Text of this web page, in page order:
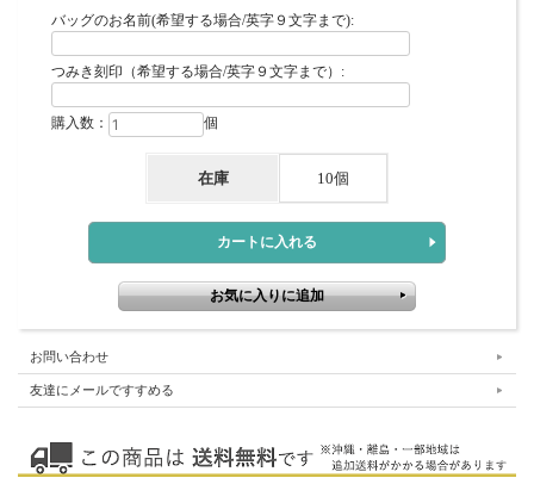
バッグのお名前(希望する場合/英字９文字まで):
つみき刻印（希望する場合/英字９文字まで）:
購入数： 個
在庫 10個
お問い合わせ
友達にメールですすめる